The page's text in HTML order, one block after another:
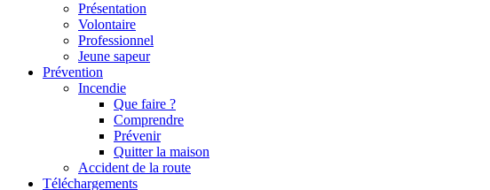
Présentation
Volontaire
Professionnel
Jeune sapeur
Prévention
Incendie
Que faire ?
Comprendre
Prévenir
Quitter la maison
Accident de la route
Téléchargements